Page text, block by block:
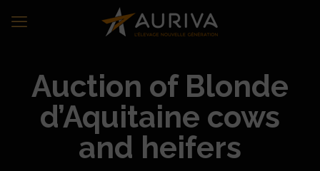
Auction of Blonde
d’Aquitaine cows
and heifers